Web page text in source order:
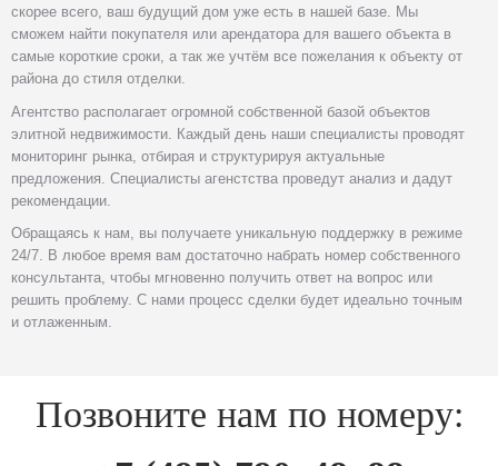
скорее всего, ваш будущий дом уже есть в нашей базе. Мы
сможем найти покупателя или арендатора для вашего объекта в
самые короткие сроки, а так же учтём все пожелания к объекту от
района до стиля отделки.
Агентство располагает огромной собственной базой объектов
элитной недвижимости. Каждый день наши специалисты проводят
мониторинг рынка, отбирая и структурируя актуальные
предложения. Специалисты агенстства проведут анализ и дадут
рекомендации.
Обращаясь к нам, вы получаете уникальную поддержку в режиме
24/7. В любое время вам достаточно набрать номер собственного
консультанта, чтобы мгновенно получить ответ на вопрос или
решить проблему. С нами процесс сделки будет идеально точным
и отлаженным.
Позвоните нам по номеру: